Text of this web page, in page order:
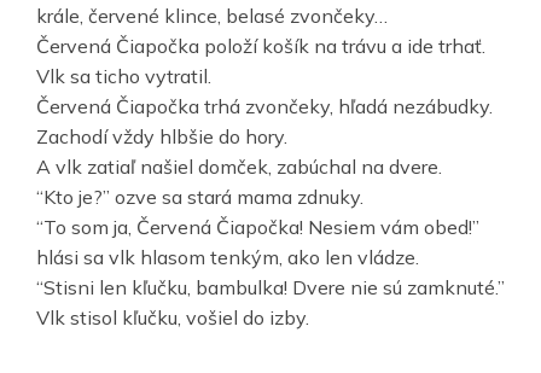
krále, červené klince, belasé zvončeky…
Červená Čiapočka položí košík na trávu a ide trhať.
Vlk sa ticho vytratil.
Červená Čiapočka trhá zvončeky, hľadá nezábudky.
Zachodí vždy hlbšie do hory.
A vlk zatiaľ našiel domček, zabúchal na dvere.
“Kto je?” ozve sa stará mama zdnuky.
“To som ja, Červená Čiapočka! Nesiem vám obed!”
hlási sa vlk hlasom tenkým, ako len vládze.
“Stisni len kľučku, bambulka! Dvere nie sú zamknuté.”
Vlk stisol kľučku, vošiel do izby.